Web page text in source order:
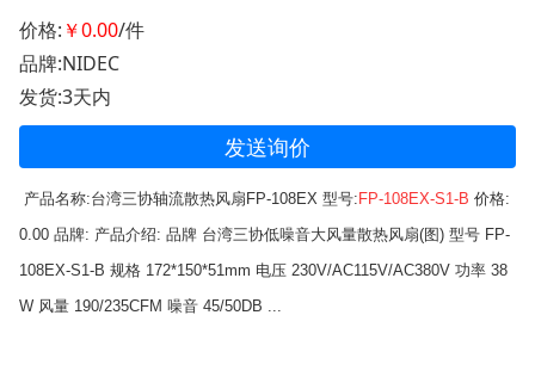
价格: ￥0.00/件
品牌:NIDEC
发货:3天内
发送询价
产品名称:台湾三协轴流散热风扇FP-108EX 型号: FP-108EX-S1-B 价格:
0.00 品牌: 产品介绍: 品牌 台湾三协低噪音大风量散热风扇(图) 型号 FP-
108EX-S1-B 规格 172*150*51mm 电压 230V/AC115V/AC380V 功率 38
W 风量 190/235CFM 噪音 45/50DB ...